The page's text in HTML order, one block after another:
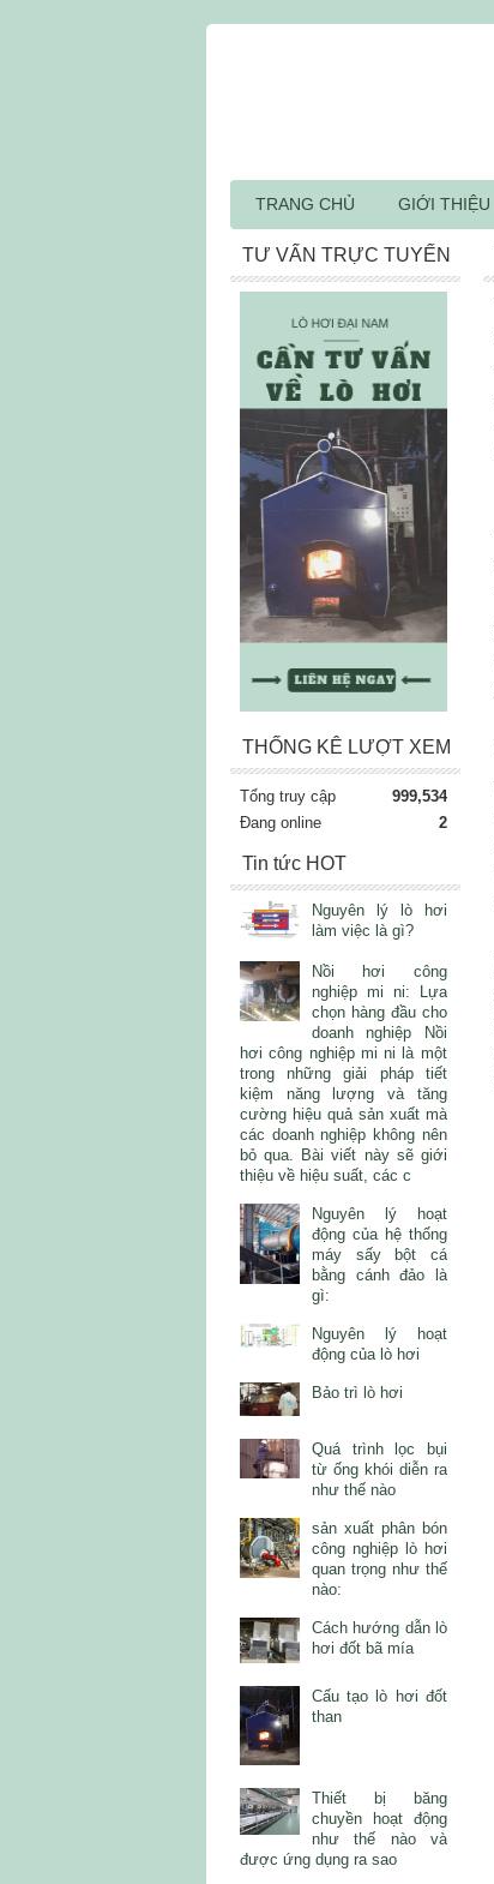
TƯ VẤN TRỰC TUYẾN
THỐNG KÊ LƯỢT XEM
Tổng truy cập
999,534
Đang online
2
Tin tức HOT
Nguyên lý lò hơi
làm việc là gì?
Nồi hơi công
nghiệp mi ni: Lựa
chọn hàng đầu cho
doanh nghiệp Nồi
hơi công nghiệp mi ni là một
trong những giải pháp tiết
kiệm năng lượng và tăng
cường hiệu quả sản xuất mà
các doanh nghiệp không nên
bỏ qua. Bài viết này sẽ giới
thiệu về hiệu suất, các c
Nguyên lý hoạt
động của hệ thống
máy sấy bột cá
bằng cánh đảo là
gì:
Nguyên lý hoạt
động của lò hơi
Bảo trì lò hơi
Quá trình lọc bụi
từ ống khói diễn ra
như thế nào
sản xuất phân bón
công nghiệp lò hơi
quan trọng như thế
nào:
Cách hướng dẫn lò
hơi đốt bã mía
Cấu tạo lò hơi đốt
than
Thiết bị băng
chuyền hoạt động
như thế nào và
được ứng dụng ra sao
TRANG CHỦ GIỚI THIỆU